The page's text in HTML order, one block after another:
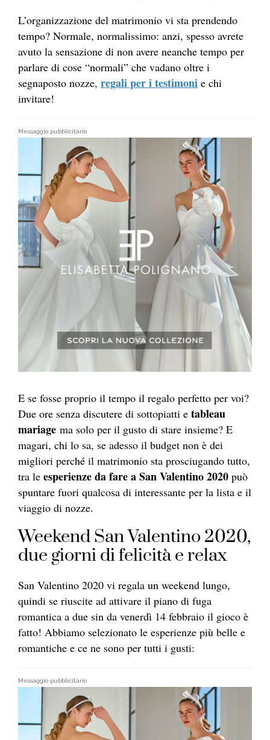
L’organizzazione del matrimonio vi sta prendendo
tempo? Normale, normalissimo: anzi, spesso avrete
avuto la sensazione di non avere neanche tempo per
parlare di cose “normali” che vadano oltre i
segnaposto nozze, regali per i testimoni e chi
invitare!
Messaggio pubblicitario
E se fosse proprio il tempo il regalo perfetto per voi?
Due ore senza discutere di sottopiatti e tableau
mariage ma solo per il gusto di stare insieme? E
magari, chi lo sa, se adesso il budget non è dei
migliori perché il matrimonio sta prosciugando tutto,
tra le esperienze da fare a San Valentino 2020 può
spuntare fuori qualcosa di interessante per la lista e il
viaggio di nozze.
Weekend San Valentino 2020,
due giorni di felicità e relax
San Valentino 2020 vi regala un weekend lungo,
quindi se riuscite ad attivare il piano di fuga
romantica a due sin da venerdì 14 febbraio il gioco è
fatto! Abbiamo selezionato le esperienze più belle e
romantiche e ce ne sono per tutti i gusti:
Messaggio pubblicitario